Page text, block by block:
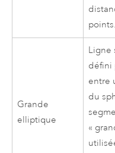
points.
Grande
elliptique
Ligne
défini
entre
du
«